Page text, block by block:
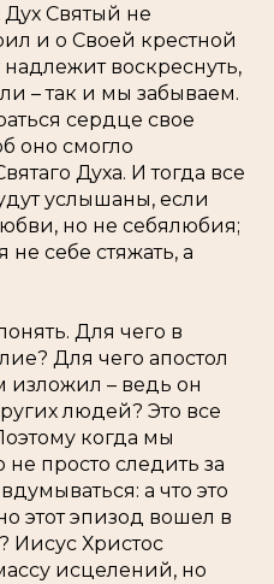
Святый не
и о Своей крестной
воскреснуть,
– так и мы забываем.
сердце свое
оно смогло
Духа. И тогда все
услышаны, если
но не себялюбия;
не себе стяжать, а
Для чего в
Для чего апостол
изложил – ведь он
людей? Это все
когда мы
просто следить за
а что это
этот эпизод вошел в
Иисус Христос
исцелений, но